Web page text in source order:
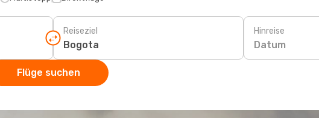
Reiseziel Hinreise
Datum
Flüge suchen